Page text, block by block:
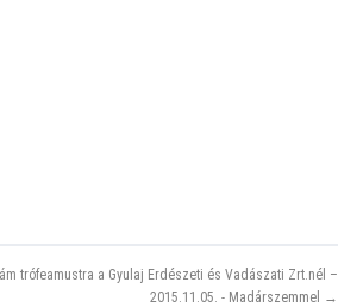
trófeamustra a Gyulaj Erdészeti és Vadászati Zrt.nél –
2015.11.05. - Madárszemmel →